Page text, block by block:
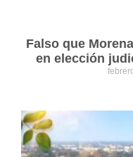
Falso que
en elección